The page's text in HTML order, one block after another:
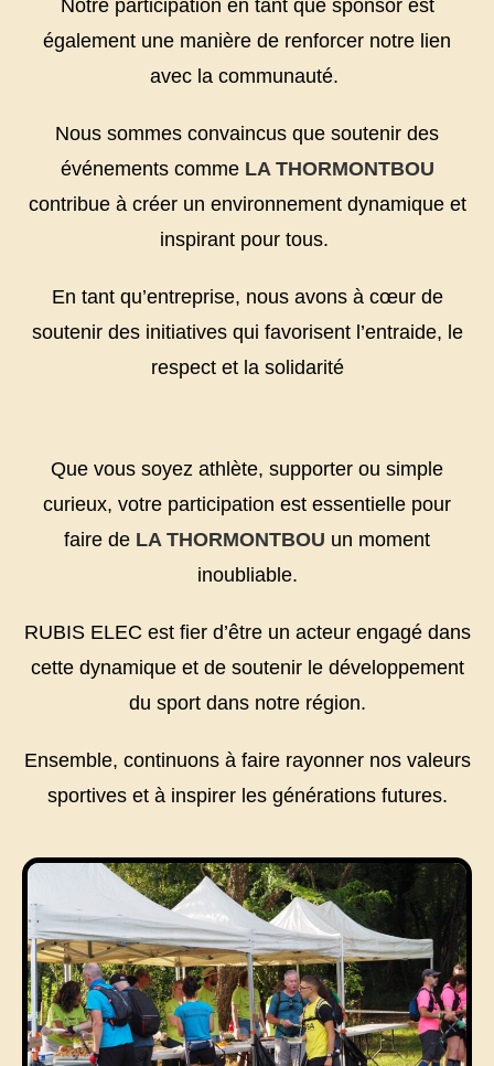
Notre participation en tant que sponsor est
également une manière de renforcer notre lien
avec la communauté.
Nous sommes convaincus que soutenir des
événements comme LA THORMONTBOU
contribue à créer un environnement dynamique et
inspirant pour tous.
En tant qu’entreprise, nous avons à cœur de
soutenir des initiatives qui favorisent l’entraide, le
respect et la solidarité
Que vous soyez athlète, supporter ou simple
curieux, votre participation est essentielle pour
faire de LA THORMONTBOU un moment
inoubliable.
RUBIS ELEC est fier d’être un acteur engagé dans
cette dynamique et de soutenir le développement
du sport dans notre région.
Ensemble, continuons à faire rayonner nos valeurs
sportives et à inspirer les générations futures.